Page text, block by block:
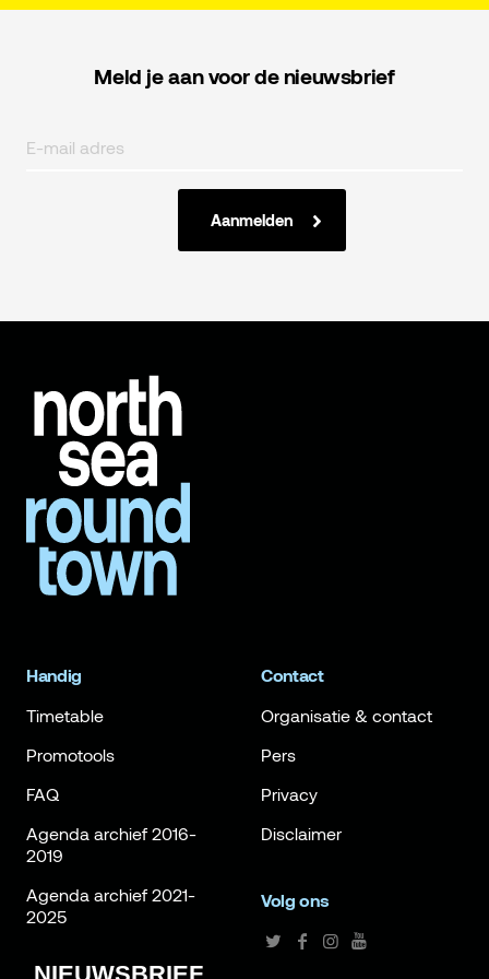
Meld je aan voor de nieuwsbrief
Aanmelden
Handig
Timetable
Promotools
FAQ
Agenda archief 2016-
2019
Agenda archief 2021-
2025
Contact
Organisatie & contact
Pers
Privacy
Disclaimer
Volg ons